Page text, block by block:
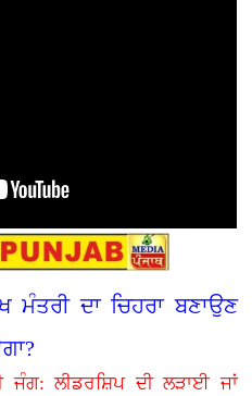
ਦਾ ਚਿਹਰਾ ਬਣਾਉਣ
ਲੀਡਰਸ਼ਿਪ ਦੀ ਲੜਾਈ ਜਾਂ